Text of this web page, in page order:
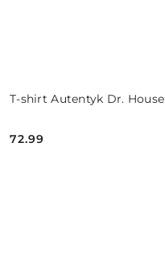
T-shirt Autentyk Dr. House
Cena:
72.99